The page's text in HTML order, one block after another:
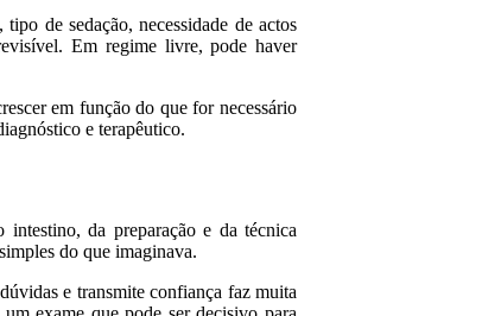
de sedação, necessidade de actos
Em regime livre, pode haver
em função do que for necessário
e terapêutico.
intestino, da preparação e da técnica
do que imaginava.
e transmite confiança faz muita